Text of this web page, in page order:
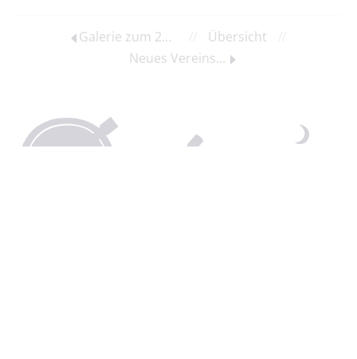
Galerie zum 26. Südbrandenburger Sternfreundetreffen online Übersicht
Neues Vereinsmitglied Berndt Schiefelbein